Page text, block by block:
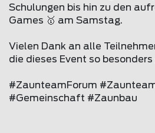
Schulungen bis hin zu den
Games 🥇 am Samstag.
Vielen Dank an alle
die dieses Event so
#ZaunteamForum
#Gemeinschaft #Zaunbau